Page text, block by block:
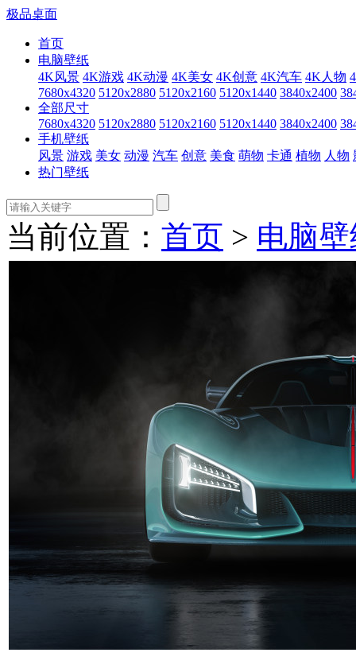
极品桌面
首页
电脑壁纸
4K风景 4K游戏 4K动漫 4K美女 4K创意 4K汽车 4K人物
7680x4320 5120x2880 5120x2160 5120x1440 3840x2400
全部尺寸
7680x4320 5120x2880 5120x2160 5120x1440 3840x2400
手机壁纸
风景 游戏 美女 动漫 汽车 创意 美食 萌物 卡通 植物 人物
热门壁纸
当前位置： 首页 > 电脑